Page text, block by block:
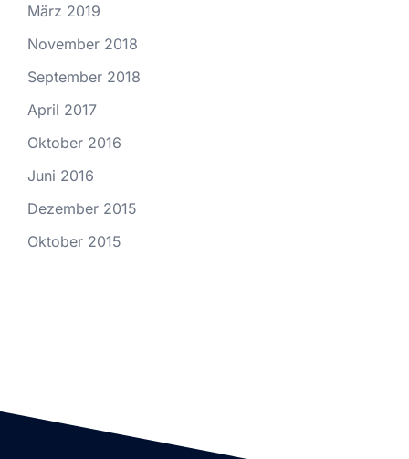
März 2019
November 2018
September 2018
April 2017
Oktober 2016
Juni 2016
Dezember 2015
Oktober 2015